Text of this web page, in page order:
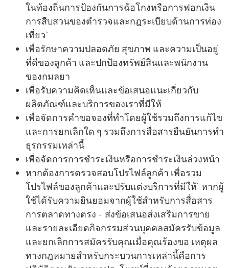
ในท้องถิ่นการป้องกันการฉ้อโกงหรือการฟอกเงิน
การสืบสวนของตํารวจและกฎระเบียบด้านการท่อง
เที่ยว
เพื่อรักษาความปลอดภัย สุขภาพ และความเป็นอยู่
ที่ดีของลูกค้า และปกป้องทรัพย์สินและพนักงาน
ของกมลยา
เพื่อรับความคิดเห็นและข้อเสนอแนะเกี่ยวกับ
ผลิตภัณฑ์และบริการของเราที่มีให้
เพื่อจัดการคําขอจองที่ทําโดยผู้ใช้รวมถึงการแก้ไข
และการยกเลิกใด ๆ รวมถึงการสื่อสารยืนยันการทํา
ธุรกรรมเหล่านี้
เพื่อจัดการการชําระเงินหรือการชําระเงินล่วงหน้า
หากต้องการตรวจสอบโปรไฟล์ลูกค้า เพื่อรวม
โปรไฟล์ของลูกค้าและปรับแต่งบริการที่มีให้ หากผู้
ใช้ได้รับความยินยอมจากผู้ใช้สําหรับการสื่อสาร
การตลาดทางตรง - ส่งข้อเสนอส่งเสริมการขาย
และรายละเอียดกิจกรรมส่วนบุคคลสมัครรับข้อมูล
และยกเลิกการสมัครรับคุณเมื่อคุณร้องขอ เหตุผล
ทางกฎหมายสําหรับกระบวนการเหล่านี้คือการ